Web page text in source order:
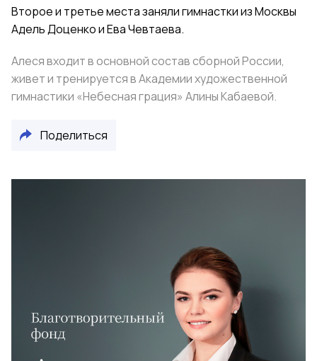
Второе и третье места заняли гимнастки из Москвы
Адель Доценко и Ева Чевтаева.
Алеся входит в основной состав сборной России,
живет и тренируется в Академии художественной
гимнастики «Небесная грация» Алины Кабаевой.
Поделиться